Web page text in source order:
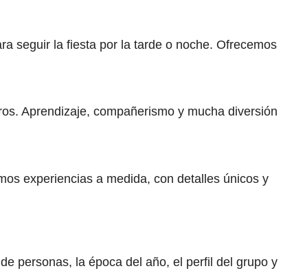
seguir la fiesta por la tarde o noche. Ofrecemos
Aprendizaje, compañerismo y mucha diversión
experiencias a medida, con detalles únicos y
personas, la época del año, el perfil del grupo y